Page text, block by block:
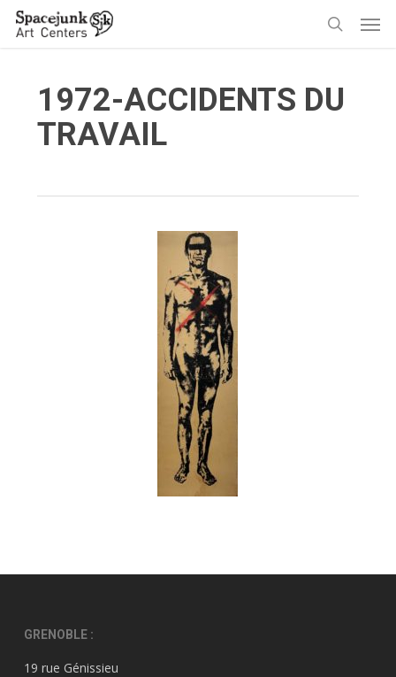
Skip
1972-ACCIDENTS DU
TRAVAIL
GRENOBLE :
19 rue Génissieu